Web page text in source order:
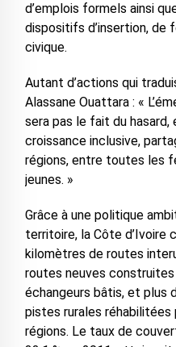
d’emplois formels ainsi
dispositifs d’insertion, de
civique.
Autant d’actions qui
Alassane Ouattara : «
sera pas le fait du hasard,
croissance inclusive,
régions, entre toutes les
jeunes. »
Grâce à une politique
territoire, la Côte d’Ivoire
kilomètres de routes
routes neuves
échangeurs bâtis, et plus
pistes rurales réhabilitées
régions. Le taux de